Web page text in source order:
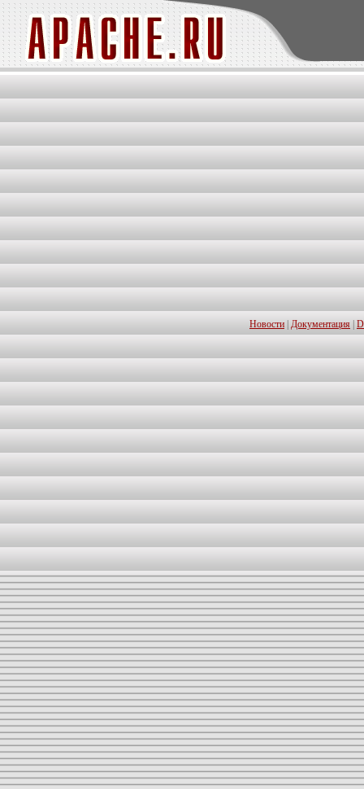
Новости Документация